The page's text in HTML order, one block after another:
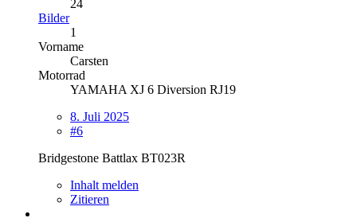
24
Bilder
1
Vorname
Carsten
Motorrad
YAMAHA XJ 6 Diversion RJ19
8. Juli 2025
#6
Bridgestone Battlax BT023R
Inhalt melden
Zitieren